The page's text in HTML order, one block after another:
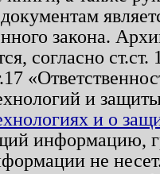
закона.
согласно
и
и о
информацию,
не